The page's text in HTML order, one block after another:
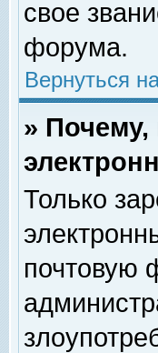
свое
форума.
Вернуться
»
Только
почтовую